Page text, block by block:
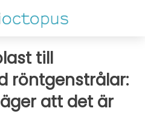
till
röntgenstrålar:
att det är